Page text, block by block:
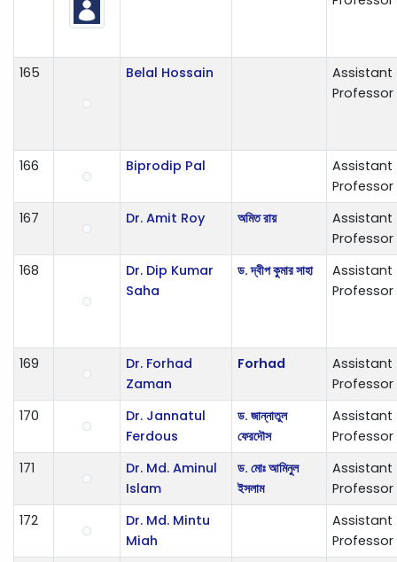
165 Belal Hossain
Assistant
Professor
166 Biprodip Pal
Assistant
Professor
167
Dr. Amit Roy অমিত রায়
Assistant
Professor
168
Dr. Dip Kumar
Saha
ড. দ্বীপ কুমার সাহা
Assistant
Professor
169
Dr. Forhad
Zaman
Forhad
Assistant
Professor
170
Dr. Jannatul
Ferdous
ড. জান্নাতুল
ফেরদৌস
Assistant
Professor
171
Dr. Md. Aminul
Islam
ড. মোঃ আমিনুল
ইসলাম
Assistant
Professor
172
Dr. Md. Mintu
Miah
Assistant
Professor